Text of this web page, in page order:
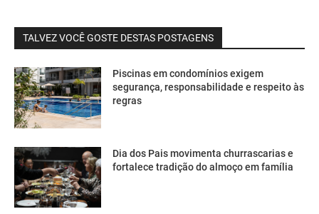
TALVEZ VOCÊ GOSTE DESTAS POSTAGENS
Piscinas em condomínios exigem
segurança, responsabilidade e respeito às
regras
Dia dos Pais movimenta churrascarias e
fortalece tradição do almoço em família